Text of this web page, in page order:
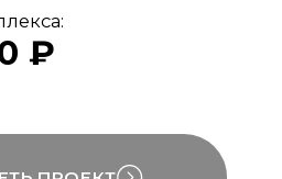
Монтаж:
2 дня
32 дня
изготовления: